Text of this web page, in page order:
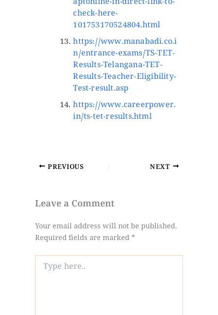
aptonline-in-direct-link-to-
check-here-
101753170524804.html
https://www.manabadi.co.i
n/entrance-exams/TS-TET-
Results-Telangana-TET-
Results-Teacher-Eligibility-
Test-result.asp
https://www.careerpower.
in/ts-tet-results.html
PREVIOUS NEXT
Leave a Comment
Your email address will not be published.
Required fields are marked *
here..